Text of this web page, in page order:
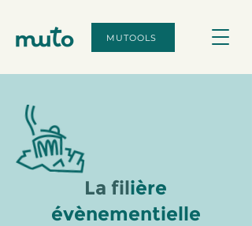
MUTOOLS
La filière
évènementielle